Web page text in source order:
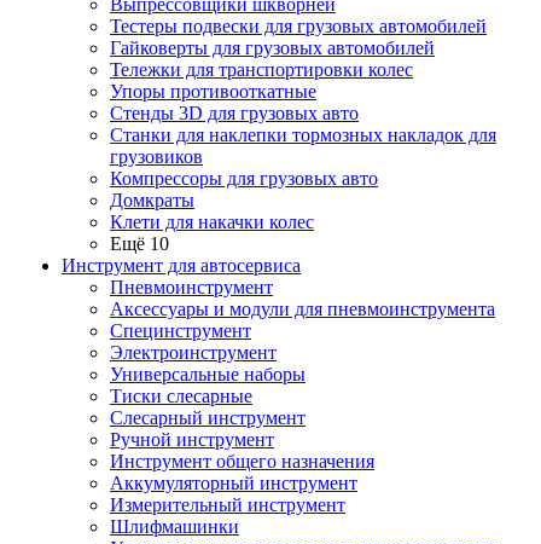
Выпрессовщики шкворней
Тестеры подвески для грузовых автомобилей
Гайковерты для грузовых автомобилей
Тележки для транспортировки колес
Упоры противооткатные
Стенды 3D для грузовых авто
Станки для наклепки тормозных накладок для
грузовиков
Компрессоры для грузовых авто
Домкраты
Клети для накачки колес
Ещё 10
Инструмент для автосервиса
Пневмоинструмент
Аксессуары и модули для пневмоинструмента
Специнструмент
Электроинструмент
Универсальные наборы
Тиски слесарные
Слесарный инструмент
Ручной инструмент
Инструмент общего назначения
Аккумуляторный инструмент
Измерительный инструмент
Шлифмашинки